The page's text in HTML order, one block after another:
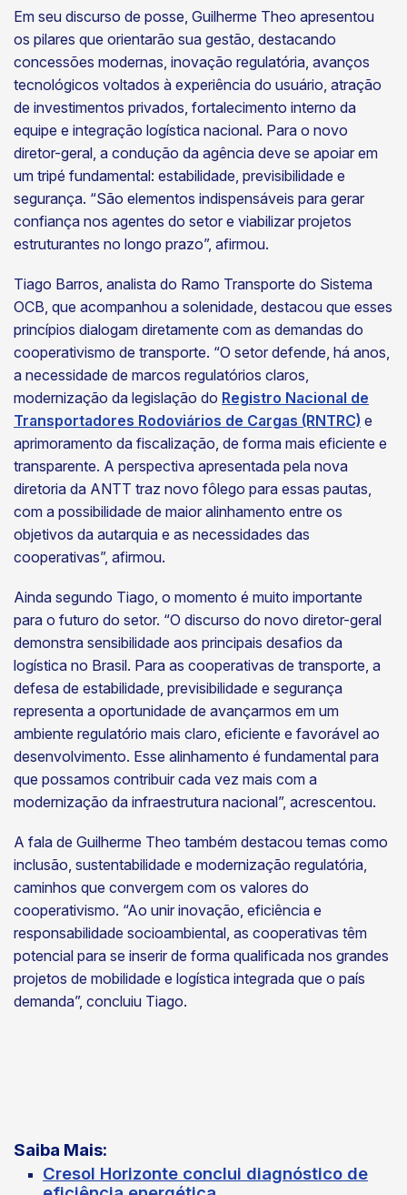
Em seu discurso de posse, Guilherme Theo apresentou
os pilares que orientarão sua gestão, destacando
concessões modernas, inovação regulatória, avanços
tecnológicos voltados à experiência do usuário, atração
de investimentos privados, fortalecimento interno da
equipe e integração logística nacional. Para o novo
diretor-geral, a condução da agência deve se apoiar em
um tripé fundamental: estabilidade, previsibilidade e
segurança. “São elementos indispensáveis para gerar
confiança nos agentes do setor e viabilizar projetos
estruturantes no longo prazo”, afirmou.
Tiago Barros, analista do Ramo Transporte do Sistema
OCB, que acompanhou a solenidade, destacou que esses
princípios dialogam diretamente com as demandas do
cooperativismo de transporte. “O setor defende, há anos,
a necessidade de marcos regulatórios claros,
modernização da legislação do Registro Nacional de
Transportadores Rodoviários de Cargas (RNTRC) e
aprimoramento da fiscalização, de forma mais eficiente e
transparente. A perspectiva apresentada pela nova
diretoria da ANTT traz novo fôlego para essas pautas,
com a possibilidade de maior alinhamento entre os
objetivos da autarquia e as necessidades das
cooperativas”, afirmou.
Ainda segundo Tiago, o momento é muito importante
para o futuro do setor. “O discurso do novo diretor-geral
demonstra sensibilidade aos principais desafios da
logística no Brasil. Para as cooperativas de transporte, a
defesa de estabilidade, previsibilidade e segurança
representa a oportunidade de avançarmos em um
ambiente regulatório mais claro, eficiente e favorável ao
desenvolvimento. Esse alinhamento é fundamental para
que possamos contribuir cada vez mais com a
modernização da infraestrutura nacional”, acrescentou.
A fala de Guilherme Theo também destacou temas como
inclusão, sustentabilidade e modernização regulatória,
caminhos que convergem com os valores do
cooperativismo. “Ao unir inovação, eficiência e
responsabilidade socioambiental, as cooperativas têm
potencial para se inserir de forma qualificada nos grandes
projetos de mobilidade e logística integrada que o país
demanda”, concluiu Tiago.
Saiba Mais:
Cresol Horizonte conclui diagnóstico de